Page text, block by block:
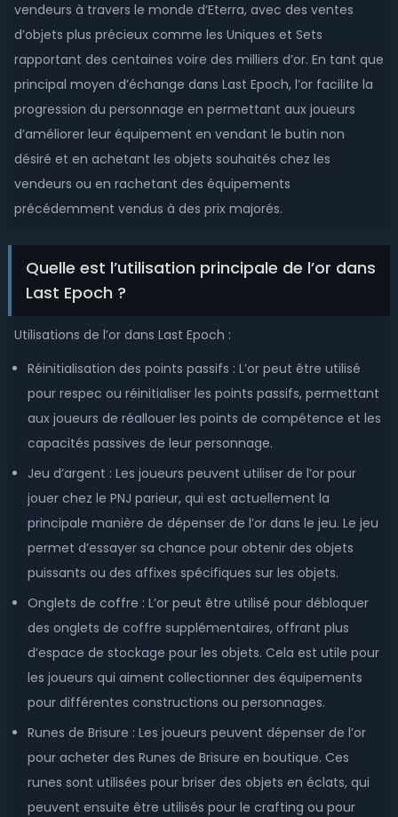
vendeurs à travers le monde d’Eterra, avec des ventes
d’objets plus précieux comme les Uniques et Sets
rapportant des centaines voire des milliers d’or. En tant que
principal moyen d’échange dans Last Epoch, l’or facilite la
progression du personnage en permettant aux joueurs
d’améliorer leur équipement en vendant le butin non
désiré et en achetant les objets souhaités chez les
vendeurs ou en rachetant des équipements
précédemment vendus à des prix majorés.
Quelle est l’utilisation principale de l’or dans
Last Epoch ?
Utilisations de l’or dans Last Epoch :
Réinitialisation des points passifs : L’or peut être utilisé
pour respec ou réinitialiser les points passifs, permettant
aux joueurs de réallouer les points de compétence et les
capacités passives de leur personnage.
Jeu d’argent : Les joueurs peuvent utiliser de l’or pour
jouer chez le PNJ parieur, qui est actuellement la
principale manière de dépenser de l’or dans le jeu. Le jeu
permet d’essayer sa chance pour obtenir des objets
puissants ou des affixes spécifiques sur les objets.
Onglets de coffre : L’or peut être utilisé pour débloquer
des onglets de coffre supplémentaires, offrant plus
d’espace de stockage pour les objets. Cela est utile pour
les joueurs qui aiment collectionner des équipements
pour différentes constructions ou personnages.
Runes de Brisure : Les joueurs peuvent dépenser de l’or
pour acheter des Runes de Brisure en boutique. Ces
runes sont utilisées pour briser des objets en éclats, qui
peuvent ensuite être utilisés pour le crafting ou pour